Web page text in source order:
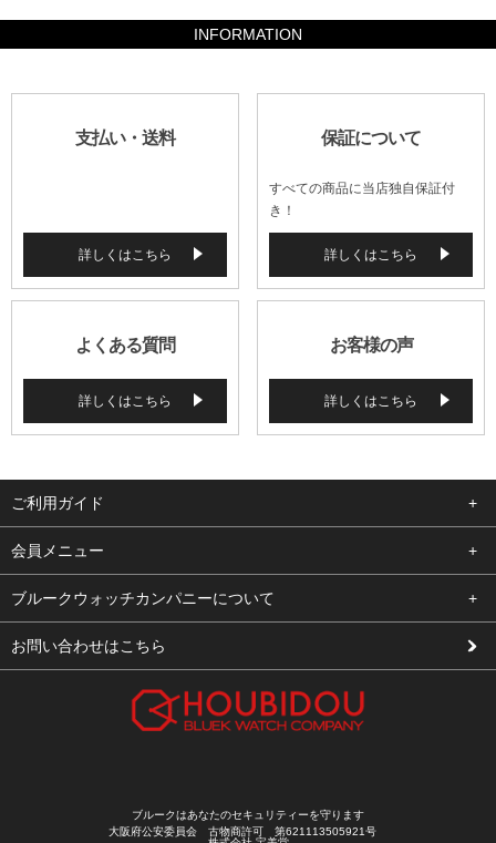
INFORMATION
支払い・送料
詳しくはこちら
保証について
すべての商品に当店独自保証付
き！
詳しくはこちら
よくある質問
詳しくはこちら
お客様の声
詳しくはこちら
ご利用ガイド
よくある質問
支払い・送料
修理依頼
会員メニュー
ログイン
お気に入り
ブルークウォッチカンパニーについて
会社概要
お問い合わせはこちら
ブルークはあなたのセキュリティーを守ります
大阪府公安委員会 古物商許可 第621113505921号